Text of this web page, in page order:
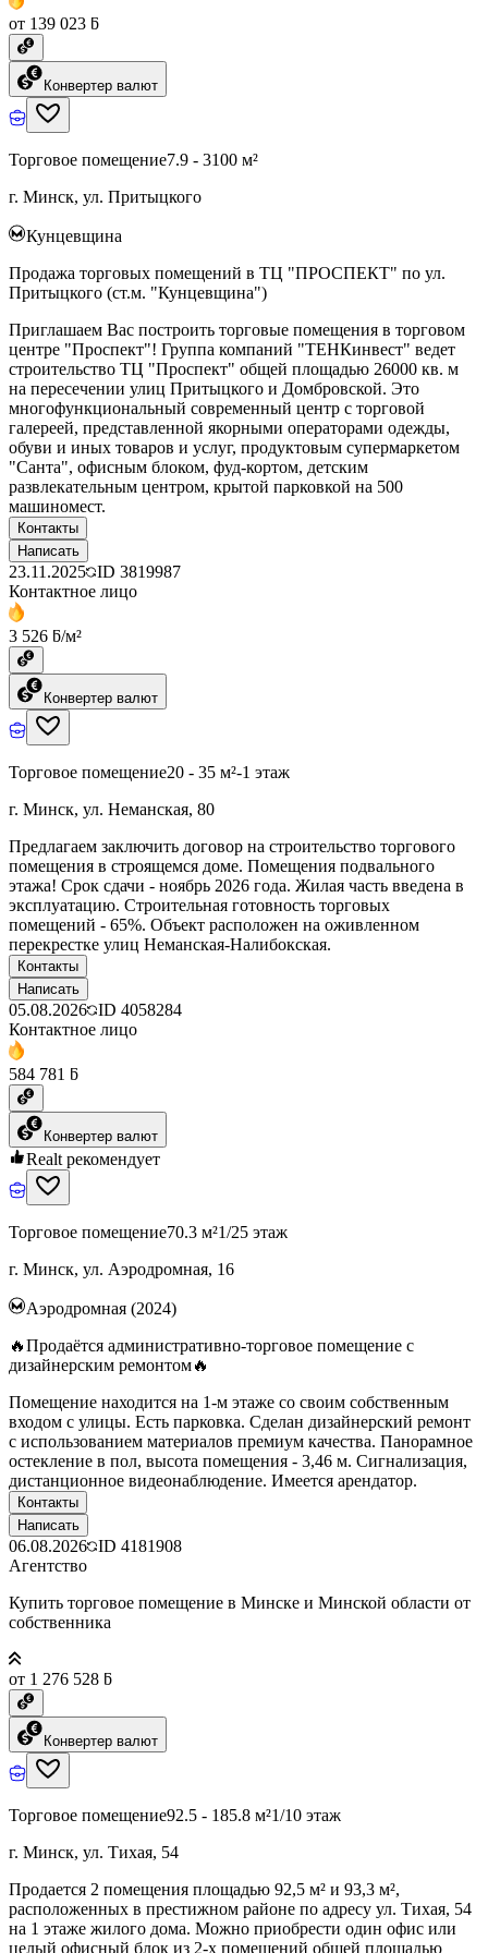
от 139 023 ƃ
Конвертер валют
Торговое помещение7.9 - 3100 м²
г. Минск, ул. Притыцкого
Кунцевщина
Продажа торговых помещений в ТЦ "ПРОСПЕКТ" по ул.
Притыцкого (ст.м. "Кунцевщина")
Приглашаем Вас построить торговые помещения в торговом
центре "Проспект"! Группа компаний "ТЕНКинвест" ведет
строительство ТЦ "Проспект" общей площадью 26000 кв. м
на пересечении улиц Притыцкого и Домбровской. Это
многофункциональный современный центр с торговой
галереей, представленной якорными операторами одежды,
обуви и иных товаров и услуг, продуктовым супермаркетом
"Санта", офисным блоком, фуд-кортом, детским
развлекательным центром, крытой парковкой на 500
машиномест.
Контакты
Написать
23.11.2025 ID 3819987
Контактное лицо
3 526 ƃ/м²
Конвертер валют
Торговое помещение20 - 35 м²-1 этаж
г. Минск, ул. Неманская, 80
Предлагаем заключить договор на строительство торгового
помещения в строящемся доме. Помещения подвального
этажа! Срок сдачи - ноябрь 2026 года. Жилая часть введена в
эксплуатацию. Строительная готовность торговых
помещений - 65%. Объект расположен на оживленном
перекрестке улиц Неманская-Налибокская.
Контакты
Написать
05.08.2026 ID 4058284
Контактное лицо
584 781 ƃ
Конвертер валют
Realt рекомендует
Торговое помещение70.3 м²1/25 этаж
г. Минск, ул. Аэродромная, 16
Аэродромная (2024)
🔥Продаётся административно-торговое помещение с
дизайнерским ремонтом🔥
Помещение находится на 1-м этаже со своим собственным
входом с улицы. Есть парковка. Сделан дизайнерский ремонт
с использованием материалов премиум качества. Панорамное
остекление в пол, высота помещения - 3,46 м. Сигнализация,
дистанционное видеонаблюдение. Имеется арендатор.
Контакты
Написать
06.08.2026 ID 4181908
Агентство
Купить торговое помещение в Минске и Минской области от
собственника
от 1 276 528 ƃ
Конвертер валют
Торговое помещение92.5 - 185.8 м²1/10 этаж
г. Минск, ул. Тихая, 54
Продается 2 помещения площадью 92,5 м² и 93,3 м²,
расположенных в престижном районе по адресу ул. Тихая, 54
на 1 этаже жилого дома. Можно приобрести один офис или
целый офисный блок из 2-х помещений общей площадью